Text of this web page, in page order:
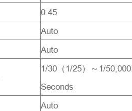
0.45
Auto
Auto
1/30（1/25）～1/50,000
Seconds
Auto